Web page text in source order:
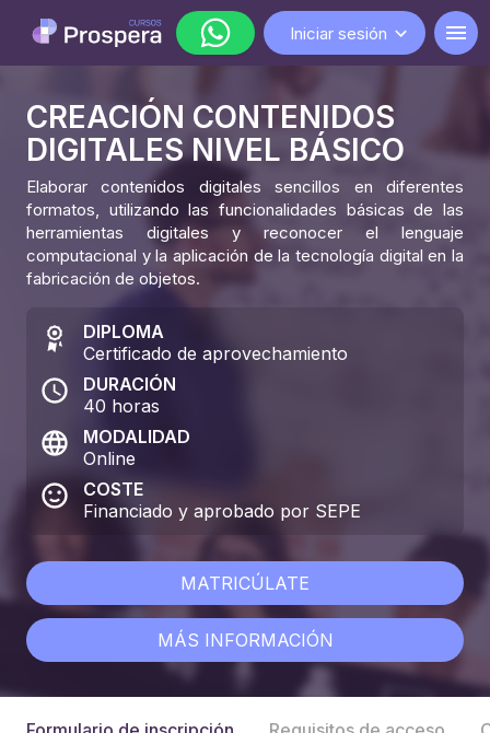
WhatsApp
lunes a viernes de 9:00 a 18:00
Iniciar sesión
CREACIÓN CONTENIDOS
DIGITALES NIVEL BÁSICO
Elaborar contenidos digitales sencillos en diferentes
formatos, utilizando las funcionalidades básicas de las
herramientas digitales y reconocer el lenguaje
computacional y la aplicación de la tecnología digital en la
fabricación de objetos.
DIPLOMA
Certificado de aprovechamiento
DURACIÓN
40 horas
MODALIDAD
Online
COSTE
Financiado y aprobado por SEPE
MATRICÚLATE
MÁS INFORMACIÓN